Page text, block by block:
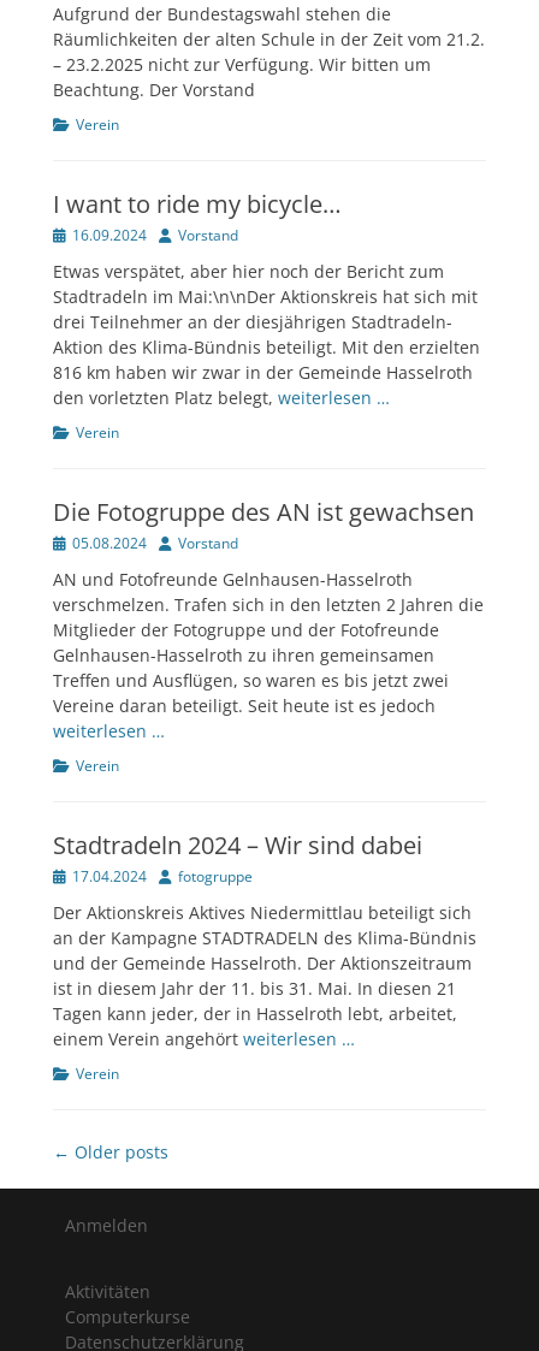
Aufgrund der Bundestagswahl stehen die
Räumlichkeiten der alten Schule in der Zeit vom 21.2.
– 23.2.2025 nicht zur Verfügung. Wir bitten um
Beachtung. Der Vorstand
Kategorien
Verein
I want to ride my bicycle…
Veröffentlicht
16.09.2024 Author
Vorstand
Etwas verspätet, aber hier noch der Bericht zum
Stadtradeln im Mai:\n\nDer Aktionskreis hat sich mit
drei Teilnehmer an der diesjährigen Stadtradeln-
Aktion des Klima-Bündnis beteiligt. Mit den erzielten
816 km haben wir zwar in der Gemeinde Hasselroth
den vorletzten Platz belegt, weiterlesen …
Kategorien
Verein
Die Fotogruppe des AN ist gewachsen
Veröffentlicht
05.08.2024 Author
Vorstand
AN und Fotofreunde Gelnhausen-Hasselroth
verschmelzen. Trafen sich in den letzten 2 Jahren die
Mitglieder der Fotogruppe und der Fotofreunde
Gelnhausen-Hasselroth zu ihren gemeinsamen
Treffen und Ausflügen, so waren es bis jetzt zwei
Vereine daran beteiligt. Seit heute ist es jedoch
weiterlesen …
Kategorien
Verein
Stadtradeln 2024 – Wir sind dabei
Veröffentlicht
17.04.2024 Author
fotogruppe
Der Aktionskreis Aktives Niedermittlau beteiligt sich
an der Kampagne STADTRADELN des Klima-Bündnis
und der Gemeinde Hasselroth. Der Aktionszeitraum
ist in diesem Jahr der 11. bis 31. Mai. In diesen 21
Tagen kann jeder, der in Hasselroth lebt, arbeitet,
einem Verein angehört weiterlesen …
Kategorien
Verein
Beitragsnavigation
← Older posts
Anmelden
Aktivitäten
Computerkurse
Datenschutzerklärung